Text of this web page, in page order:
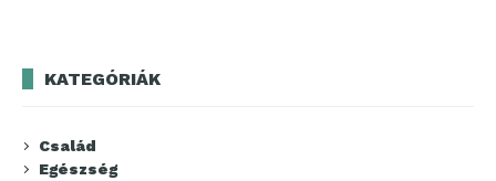
KATEGÓRIÁK
Család
Egészség